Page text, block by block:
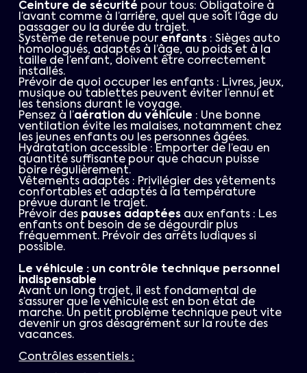
Ceinture de sécurité pour tous: Obligatoire à
l’avant comme à l’arrière, quel que soit l’âge du
passager ou la durée du trajet.
Système de retenue pour enfants : Sièges auto
homologués, adaptés à l’âge, au poids et à la
taille de l’enfant, doivent être correctement
installés.
Prévoir de quoi occuper les enfants : Livres, jeux,
musique ou tablettes peuvent éviter l’ennui et
les tensions durant le voyage.
Pensez à l’aération du véhicule : Une bonne
ventilation évite les malaises, notamment chez
les jeunes enfants ou les personnes âgées.
Hydratation accessible : Emporter de l’eau en
quantité suffisante pour que chacun puisse
boire régulièrement.
Vêtements adaptés : Privilégier des vêtements
confortables et adaptés à la température
prévue durant le trajet.
Prévoir des pauses adaptées aux enfants : Les
enfants ont besoin de se dégourdir plus
fréquemment. Prévoir des arrêts ludiques si
possible.
Le véhicule : un contrôle technique personnel
indispensable
Avant un long trajet, il est fondamental de
s’assurer que le véhicule est en bon état de
marche. Un petit problème technique peut vite
devenir un gros désagrément sur la route des
vacances.
Contrôles essentiels :